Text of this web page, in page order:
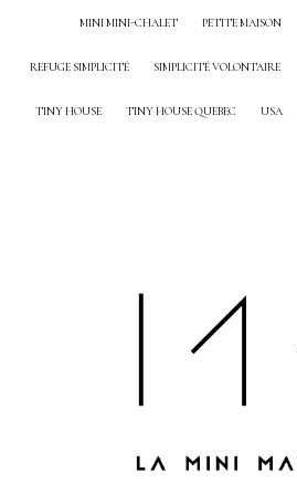
MINI MINI-CHALET PETITE MAISON
REFUGE SIMPLICITÉ SIMPLICITÉ VOLONTAIRE
TINY HOUSE TINY HOUSE QUEBEC USA